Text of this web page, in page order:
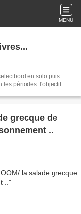
MENU
livres...
en solo puis
l'objectif
grecque de
..